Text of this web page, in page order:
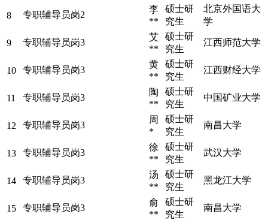
8 专职辅导员岗2
李
**
硕士研
究生
北京外国语大
学
9 专职辅导员岗3
艾
**
硕士研
究生
江西师范大学
10 专职辅导员岗3
黄
**
硕士研
究生
江西财经大学
11 专职辅导员岗3
陶
**
硕士研
究生
中国矿业大学
12 专职辅导员岗3
周
*
硕士研
究生
南昌大学
13 专职辅导员岗3
徐
**
硕士研
究生
武汉大学
14 专职辅导员岗3
汤
**
硕士研
究生
黑龙江大学
15 专职辅导员岗3
俞
**
硕士研
究生
南昌大学